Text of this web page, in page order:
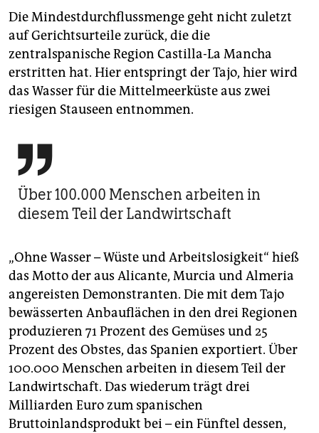
Die Mindestdurchflussmenge geht nicht zuletzt
auf Gerichtsurteile zurück, die die
zentralspanische Region Castilla-La Mancha
erstritten hat. Hier entspringt der Tajo, hier wird
das Wasser für die Mittelmeerküste aus zwei
riesigen Stauseen entnommen.

Über 100.000 Menschen arbeiten in
diesem Teil der Landwirtschaft
„Ohne Wasser – Wüste und Arbeitslosigkeit“ hieß
das Motto der aus Alicante, Murcia und Almeria
angereisten Demonstranten. Die mit dem Tajo
bewässerten Anbauflächen in den drei Regionen
produzieren 71 Prozent des Gemüses und 25
Prozent des Obstes, das Spanien exportiert. Über
100.000 Menschen arbeiten in diesem Teil der
Landwirtschaft. Das wiederum trägt drei
Milliarden Euro zum spanischen
Bruttoinlandsprodukt bei – ein Fünftel dessen,